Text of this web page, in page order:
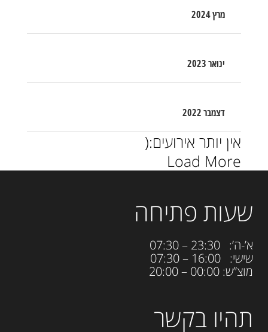
מרץ 2024
ינואר 2023
דצמבר 2022
אין יותר אירועים:(
Load More
תהיו בקשר
שעות פתיחה
א’-ה’: 23:30 – 07:30
שישי: 16:00 – 07:30
מוצ”ש: 00:00 – 20:00